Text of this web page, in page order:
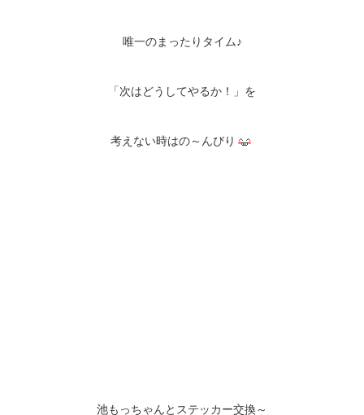
唯一のまったりタイム♪
「次はどうしてやるか！」を
考えない時はの～んびり
池もっちゃんとステッカー交換～